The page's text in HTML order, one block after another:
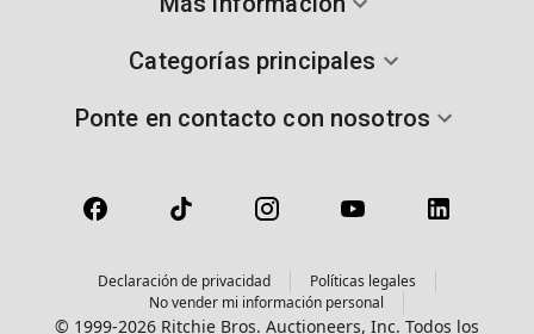
Categorías principales
Ponte en contacto con nosotros
Declaración de privacidad
Políticas legales
No vender mi información personal
© 1999-2026 Ritchie Bros. Auctioneers, Inc. Todos los